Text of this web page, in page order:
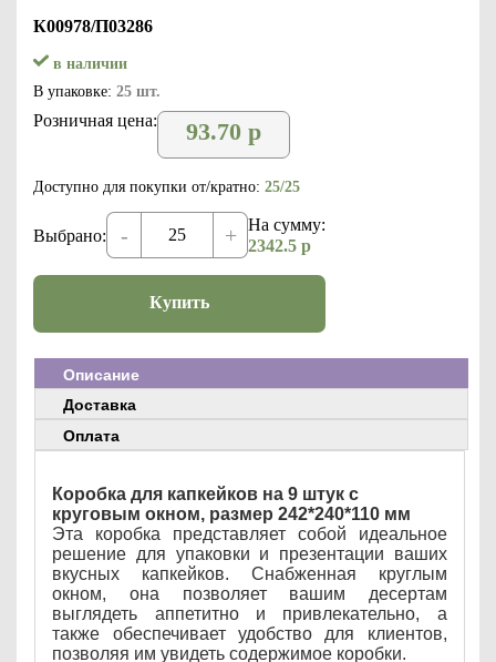
К00978/П03286
в наличии
В упаковке: 25 шт.
Розничная цена: 93.70 р
Доступно для покупки от/кратно: 25/25
Выбрано: - +
На сумму:
2342.5 р
Купить
Описание
Доставка
Оплата
Коробка для капкейков на 9 штук с
круговым окном, размер 242*240*110 мм
Эта коробка представляет собой идеальное
решение для упаковки и презентации ваших
вкусных капкейков. Снабженная круглым
окном, она позволяет вашим десертам
выглядеть аппетитно и привлекательно, а
также обеспечивает удобство для клиентов,
позволяя им увидеть содержимое коробки.